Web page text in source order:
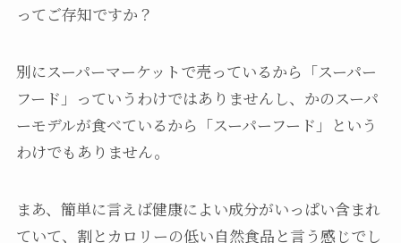
ってご存知ですか？
別にスーパーマーケットで売っているから「スーパー
フード」っていうわけではありませんし、かのスーパ
ーモデルが食べているから「スーパーフード」という
わけでもありません。
まあ、簡単に言えば健康によい成分がいっぱい含まれ
ていて、割とカロリーの低い自然食品と言う感じでし